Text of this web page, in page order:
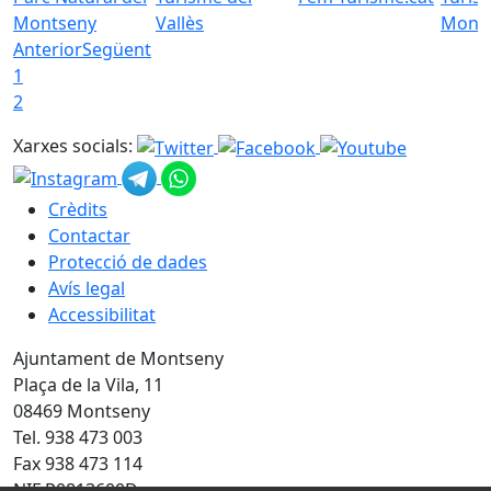
Montseny
Vallès
AnteriorSegüent
1
2
Xarxes socials:
Crèdits
Contactar
Protecció de dades
Avís legal
Accessibilitat
Ajuntament de Montseny
Plaça de la Vila, 11
08469 Montseny
Tel. 938 473 003
Fax 938 473 114